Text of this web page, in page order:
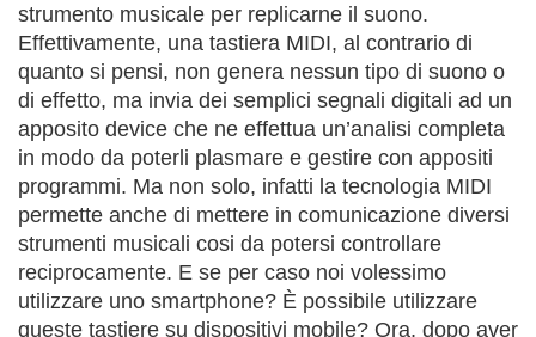
strumento musicale per replicarne il suono.
Effettivamente, una tastiera MIDI, al contrario di
quanto si pensi, non genera nessun tipo di suono o
di effetto, ma invia dei semplici segnali digitali ad un
apposito device che ne effettua un’analisi completa
in modo da poterli plasmare e gestire con appositi
programmi. Ma non solo, infatti la tecnologia MIDI
permette anche di mettere in comunicazione diversi
strumenti musicali cosi da potersi controllare
reciprocamente. E se per caso noi volessimo
utilizzare uno smartphone? È possibile utilizzare
queste tastiere su dispositivi mobile? Ora, dopo aver